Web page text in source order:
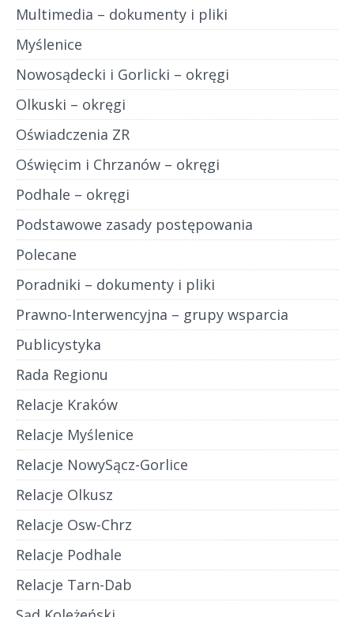
Multimedia – dokumenty i pliki
Myślenice
Nowosądecki i Gorlicki – okręgi
Olkuski – okręgi
Oświadczenia ZR
Oświęcim i Chrzanów – okręgi
Podhale – okręgi
Podstawowe zasady postępowania
Polecane
Poradniki – dokumenty i pliki
Prawno-Interwencyjna – grupy wsparcia
Publicystyka
Rada Regionu
Relacje Kraków
Relacje Myślenice
Relacje NowySącz-Gorlice
Relacje Olkusz
Relacje Osw-Chrz
Relacje Podhale
Relacje Tarn-Dab